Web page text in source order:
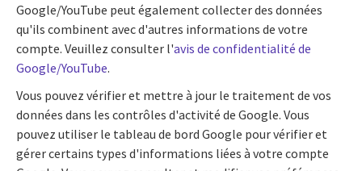
Google/YouTube peut également collecter des données
qu'ils combinent avec d'autres informations de votre
compte. Veuillez consulter l'avis de confidentialité de
Google/YouTube.
Vous pouvez vérifier et mettre à jour le traitement de vos
données dans les contrôles d'activité de Google. Vous
pouvez utiliser le tableau de bord Google pour vérifier et
gérer certains types d'informations liées à votre compte